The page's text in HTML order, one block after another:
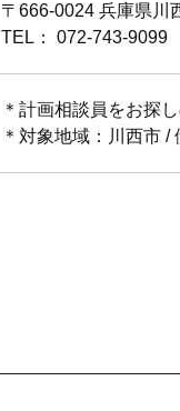
〒666-0024 兵庫県川
TEL： 072-743-9099
＊計画相談員をお探
＊対象地域：川西市 /